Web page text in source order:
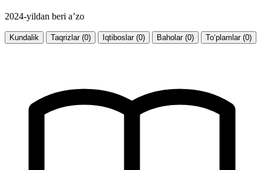
2024-yildan beri a’zo
Kundalik Taqrizlar (0) Iqtiboslar (0) Baholar (0) To‘plamlar (0)